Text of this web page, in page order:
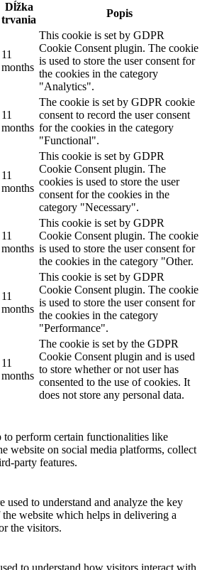
Dĺžka
trvania
Popis
11
months
This cookie is set by GDPR
Cookie Consent plugin. The cookie
is used to store the user consent for
the cookies in the category
"Analytics".
11
months
The cookie is set by GDPR cookie
consent to record the user consent
for the cookies in the category
"Functional".
11
months
This cookie is set by GDPR
Cookie Consent plugin. The
cookies is used to store the user
consent for the cookies in the
category "Necessary".
11
months
This cookie is set by GDPR
Cookie Consent plugin. The cookie
is used to store the user consent for
the cookies in the category "Other.
11
months
This cookie is set by GDPR
Cookie Consent plugin. The cookie
is used to store the user consent for
the cookies in the category
"Performance".
11
months
The cookie is set by the GDPR
Cookie Consent plugin and is used
to store whether or not user has
consented to the use of cookies. It
does not store any personal data.
to perform certain functionalities like
website on social media platforms, collect
party features.
used to understand and analyze the key
website which helps in delivering a
the visitors.